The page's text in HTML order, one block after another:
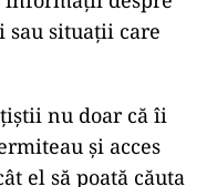
Bihor a trimis
a DGA Bihor
care afaceristul și
folosit sistemele
de căutare